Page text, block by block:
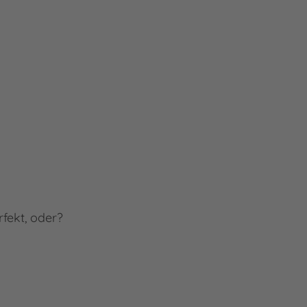
oder?